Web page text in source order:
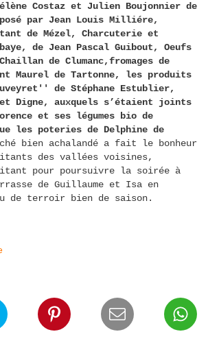
Costaz et Julien Boujonnier de
par Jean Louis Milliére,
de Mézel, Charcuterie et
de Jean Pascal Guibout, Oeufs
de Clumanc,fromages de
Maurel de Tartonne, les produits
de Stéphane Estublier,
et Digne, auxquels s’étaient joints
et ses légumes bio de
les poteries de Delphine de
bien achalandé a fait le bonheur
des vallées voisines,
pour poursuivre la soirée à
de Guillaume et Isa en
de terroir bien de saison.